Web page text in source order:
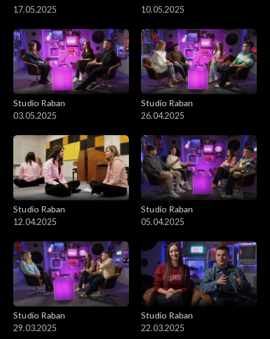
17.05.2025
10.05.2025
Studio Raban
03.05.2025
Studio Raban
26.04.2025
Studio Raban
12.04.2025
Studio Raban
05.04.2025
Studio Raban
29.03.2025
Studio Raban
22.03.2025